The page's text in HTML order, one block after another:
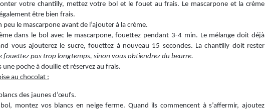
votre chantilly, mettez votre bol et le fouet au frais. Le mascarpone et la crème
être bien frais.
peu le mascarpone avant de l’ajouter à la crème.
dans le bol avec le mascarpone, fouettez pendant 3-4 min. Le mélange doit déjà
vous ajouterez le sucre, fouettez à nouveau 15 secondes. La chantilly doit rester
fouettez pas trop longtemps, sinon vous obtiendrez du beurre.
une poche à douille et réservez au frais.
au chocolat :
des jaunes d’œufs.
montez vos blancs en neige ferme. Quand ils commencent à s’affermir, ajoutez